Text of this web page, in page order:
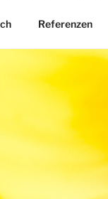
Referenzen